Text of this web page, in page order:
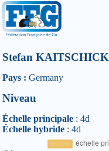
Stefan KAITSCHICK
Pays : Germany
Niveau
Échelle principale : 4d
Échelle hybride : 4d